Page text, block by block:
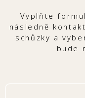
Vyplňte
následně
schůzky a
bude